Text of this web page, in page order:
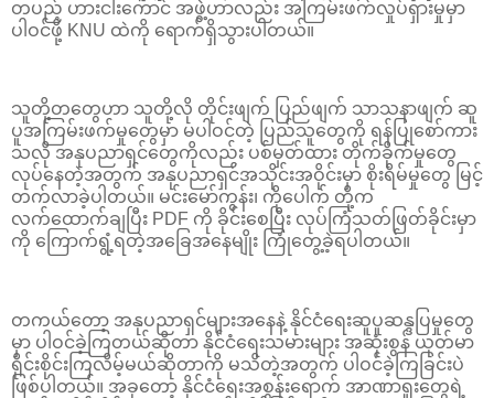
တပည့် ဟားငါးကောင် အဖွဲ့ဟာလည်း အကြမ်းဖက်လှုပ်ရှားမှုမှာ
ပါဝင်ဖို့ KNU ထဲကို ရောက်ရှိသွားပါတယ်။
သူတို့တတွေဟာ သူတို့လို တိုင်းဖျက် ပြည်ဖျက် သာသနာဖျက် ဆူ
ပူအကြမ်းဖက်မှုတွေမှာ မပါဝင်တဲ့ ပြည်သူတွေကို ရန်ပြုစော်ကား
သလို အနုပညာရှင်တွေကိုလည်း ပစ်မှတ်ထား တိုက်ခိုက်မှုတွေ
လုပ်နေတဲ့အတွက် အနုပညာရှင်အသိုင်းအဝိုင်းမှာ စိုးရိမ်မှုတွေ မြင့်
တက်လာခဲ့ပါတယ်။ မင်းမော်ကွန်း၊ ကိုပေါက် တို့က
လက်ထောက်ချပြီး PDF ကို ခိုင်းစေပြီး လုပ်ကြံသတ်ဖြတ်ခိုင်းမှာ
ကို ကြောက်ရွံ့ရတဲ့အခြေအနေမျိုး ကြုံတွေ့ခဲ့ရပါတယ်။
တကယ်တော့ အနုပညာရှင်များအနေနဲ့ နိုင်ငံရေးဆူပူဆန္ဒပြမှုတွေ
မှာ ပါဝင်ခဲ့ကြတယ်ဆိုတာ နိုင်ငံရေးသမားများ အဆုံးစွန် ယုတ်မာ
ရိုင်းစိုင်းကြလိမ့်မယ်ဆိုတာကို မသိတဲ့အတွက် ပါဝင်ခဲ့ကြခြင်းပဲ
ဖြစ်ပါတယ်။ အခုတော့ နိုင်ငံရေးအစွန်းရောက် အာဏာရူးတွေရဲ့